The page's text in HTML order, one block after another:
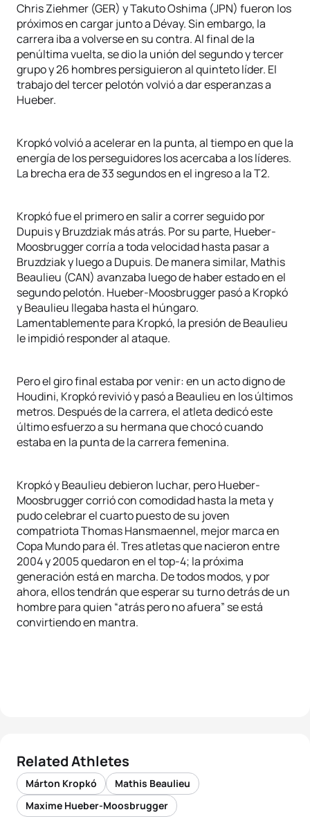
Chris Ziehmer (GER) y Takuto Oshima (JPN) fueron los
próximos en cargar junto a Dévay. Sin embargo, la
carrera iba a volverse en su contra. Al final de la
penúltima vuelta, se dio la unión del segundo y tercer
grupo y 26 hombres persiguieron al quinteto líder. El
trabajo del tercer pelotón volvió a dar esperanzas a
Hueber.
Kropkó volvió a acelerar en la punta, al tiempo en que la
energía de los perseguidores los acercaba a los líderes.
La brecha era de 33 segundos en el ingreso a la T2.
Kropkó fue el primero en salir a correr seguido por
Dupuis y Bruzdziak más atrás. Por su parte, Hueber-
Moosbrugger corría a toda velocidad hasta pasar a
Bruzdziak y luego a Dupuis. De manera similar, Mathis
Beaulieu (CAN) avanzaba luego de haber estado en el
segundo pelotón. Hueber-Moosbrugger pasó a Kropkó
y Beaulieu llegaba hasta el húngaro.
Lamentablemente para Kropkó, la presión de Beaulieu
le impidió responder al ataque.
Pero el giro final estaba por venir: en un acto digno de
Houdini, Kropkó revivió y pasó a Beaulieu en los últimos
metros. Después de la carrera, el atleta dedicó este
último esfuerzo a su hermana que chocó cuando
estaba en la punta de la carrera femenina.
Kropkó y Beaulieu debieron luchar, pero Hueber-
Moosbrugger corrió con comodidad hasta la meta y
pudo celebrar el cuarto puesto de su joven
compatriota Thomas Hansmaennel, mejor marca en
Copa Mundo para él. Tres atletas que nacieron entre
2004 y 2005 quedaron en el top-4; la próxima
generación está en marcha. De todos modos, y por
ahora, ellos tendrán que esperar su turno detrás de un
hombre para quien “atrás pero no afuera” se está
convirtiendo en mantra.
Related Athletes
Márton Kropkó
Mathis Beaulieu
Maxime Hueber-Moosbrugger